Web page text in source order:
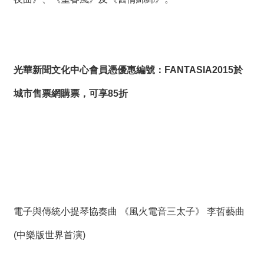
光華新聞文化中心會員憑優惠編號： FANTASIA2015於
城市售票網購票，可享85折
電子與傳統小提琴協奏曲 《風火電音三太子》 李哲藝曲
(中樂版世界首演)